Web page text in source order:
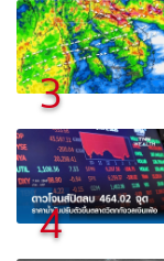
3
4